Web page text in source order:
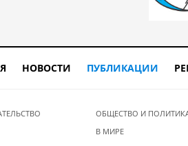
НОВОСТИ ПУБЛИКАЦИИ
ОБЩЕСТВО И
В МИРЕ